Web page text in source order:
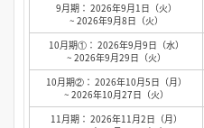
9月期： 2026年9月1日（火）
~ 2026年9月8日（火）
10月期①： 2026年9月9日（水）
~ 2026年9月29日（火）
10月期②： 2026年10月5日（月）
~ 2026年10月27日（火）
11月期： 2026年11月2日（月）